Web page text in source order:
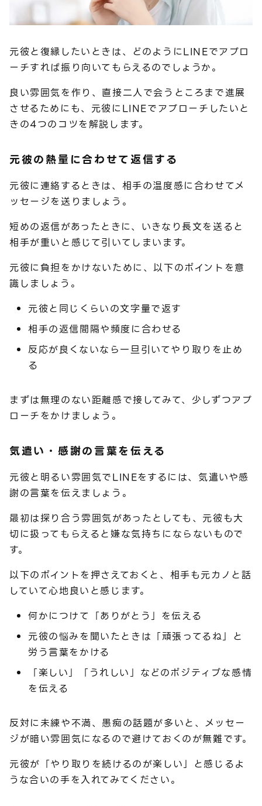
元彼と復縁したいときは、どのようにLINEでアプロ
ーチすれば振り向いてもらえるのでしょうか。
良い雰囲気を作り、直接二人で会うところまで進展
させるためにも、元彼にLINEでアプローチしたいと
きの4つのコツを解説します。
元彼の熱量に合わせて返信する
元彼に連絡するときは、相手の温度感に合わせてメ
ッセージを送りましょう。
短めの返信があったときに、いきなり長文を送ると
相手が重いと感じて引いてしまいます。
元彼に負担をかけないために、以下のポイントを意
識しましょう。
元彼と同じくらいの文字量で返す
相手の返信間隔や頻度に合わせる
反応が良くないなら一旦引いてやり取りを止め
る
まずは無理のない距離感で接してみて、少しずつアプ
ローチをかけましょう。
気遣い・感謝の言葉を伝える
元彼と明るい雰囲気でLINEをするには、気遣いや感
謝の言葉を伝えましょう。
最初は探り合う雰囲気があったとしても、元彼も大
切に扱ってもらえると嫌な気持ちにならないもので
す。
以下のポイントを押さえておくと、相手も元カノと話
していて心地良いと感じます。
何かにつけて「ありがとう」を伝える
元彼の悩みを聞いたときは「頑張ってるね」と
労う言葉をかける
「楽しい」「うれしい」などのポジティブな感情
を伝える
反対に未練や不満、愚痴の話題が多いと、メッセー
ジが暗い雰囲気になるので避けておくのが無難です。
元彼が「やり取りを続けるのが楽しい」と感じるよ
うな合いの手を入れてみてください。